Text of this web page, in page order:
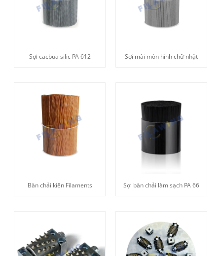
Sợi cacbua silic PA 612 Sợi mài mòn hình chữ nhật
Bàn chải kiện Filaments Sợi bàn chải làm sạch PA 66